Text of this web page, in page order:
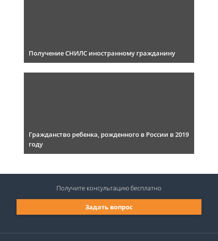
Получение СНИЛС иностранному гражданину
Гражданство ребенка, рожденного в России в 2019
году
Задать вопрос
Получите консультациюбесплатно